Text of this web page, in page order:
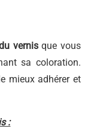
vernisque vous
sa coloration.
mieux adhérer et
: